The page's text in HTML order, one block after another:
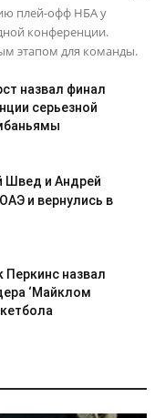
плей-офф НБА у
конференции.
этапом для команды.
назвал финал
серьезной
Швед и Андрей
и вернулись в
Перкинс назвал
‘Майклом